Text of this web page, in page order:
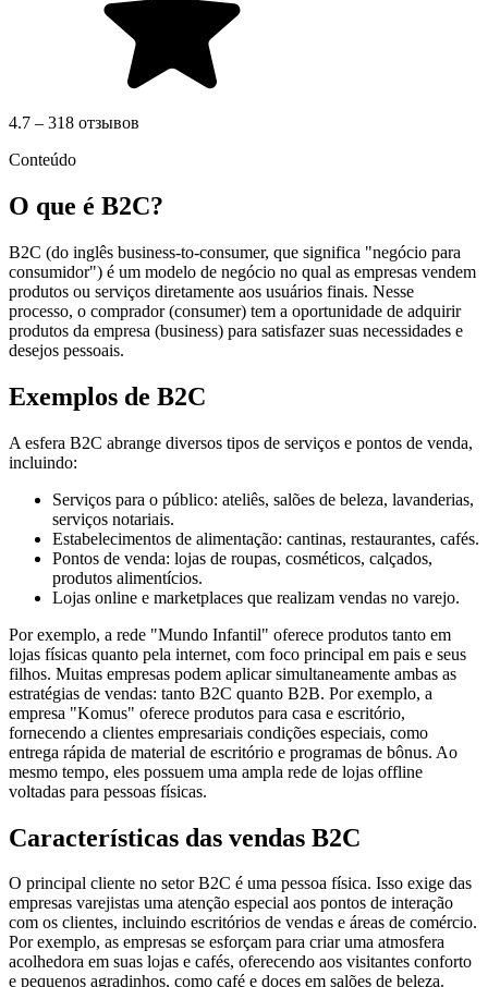
4.7 – 318 отзывов
Conteúdo
O que é B2C?
B2C (do inglês business-to-consumer, que significa "negócio para
consumidor") é um modelo de negócio no qual as empresas vendem
produtos ou serviços diretamente aos usuários finais. Nesse
processo, o comprador (consumer) tem a oportunidade de adquirir
produtos da empresa (business) para satisfazer suas necessidades e
desejos pessoais.
Exemplos de B2C
A esfera B2C abrange diversos tipos de serviços e pontos de venda,
incluindo:
Serviços para o público: ateliês, salões de beleza, lavanderias,
serviços notariais.
Estabelecimentos de alimentação: cantinas, restaurantes, cafés.
Pontos de venda: lojas de roupas, cosméticos, calçados,
produtos alimentícios.
Lojas online e marketplaces que realizam vendas no varejo.
Por exemplo, a rede "Mundo Infantil" oferece produtos tanto em
lojas físicas quanto pela internet, com foco principal em pais e seus
filhos. Muitas empresas podem aplicar simultaneamente ambas as
estratégias de vendas: tanto B2C quanto B2B. Por exemplo, a
empresa "Komus" oferece produtos para casa e escritório,
fornecendo a clientes empresariais condições especiais, como
entrega rápida de material de escritório e programas de bônus. Ao
mesmo tempo, eles possuem uma ampla rede de lojas offline
voltadas para pessoas físicas.
Características das vendas B2C
O principal cliente no setor B2C é uma pessoa física. Isso exige das
empresas varejistas uma atenção especial aos pontos de interação
com os clientes, incluindo escritórios de vendas e áreas de comércio.
Por exemplo, as empresas se esforçam para criar uma atmosfera
acolhedora em suas lojas e cafés, oferecendo aos visitantes conforto
e pequenos agradinhos, como café e doces em salões de beleza.